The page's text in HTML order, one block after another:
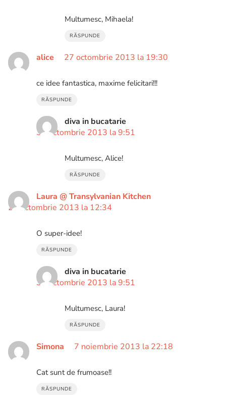
Multumesc, Mihaela!
RĂSPUNDE
alice 27 octombrie 2013 la 19:30
ce idee fantastica, maxime felicitari!!!
RĂSPUNDE
diva in bucatarie
30 octombrie 2013 la 9:51
Multumesc, Alice!
RĂSPUNDE
Laura @ Transylvanian Kitchen
28 octombrie 2013 la 12:34
O super-idee!
RĂSPUNDE
diva in bucatarie
30 octombrie 2013 la 9:51
Multumesc, Laura!
RĂSPUNDE
Simona 7 noiembrie 2013 la 22:18
Cat sunt de frumoase!!
RĂSPUNDE